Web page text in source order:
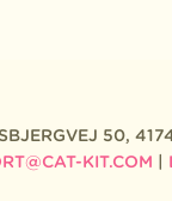
50,
KIT.COM